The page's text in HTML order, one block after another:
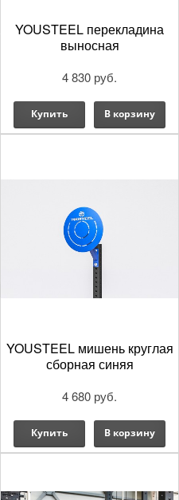
YOUSTEEL перекладина
выносная
4 830 руб.
Купить В корзину
YOUSTEEL мишень круглая
сборная синяя
4 680 руб.
Купить В корзину